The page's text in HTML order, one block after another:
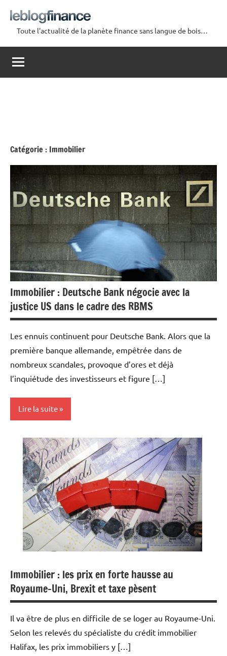
contenu
Le
Blog
Finance
Toute l'actualité de la planète finance sans langue de bois…
Catégorie : Immobilier
Immobilier : Deutsche Bank négocie avec la
justice US dans le cadre des RBMS
Les ennuis continuent pour Deutsche Bank. Alors que la
première banque allemande, empêtrée dans de
nombreux scandales, provoque d’ores et déjà
l’inquiétude des investisseurs et figure […]
Lire la suite
Actualités
Banques
Banques/Assurances
Economie
Immobilier
Immobilier : les prix en forte hausse au
Royaume-Uni, Brexit et taxe pèsent
Il va être de plus en difficile de se loger au Royaume-Uni.
Selon les relevés du spécialiste du crédit immobilier
Halifax, les prix immobiliers y […]